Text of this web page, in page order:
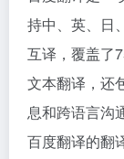
持中、英、日
互译，覆盖了
文本翻译，还
息和跨语言沟
百度翻译的翻